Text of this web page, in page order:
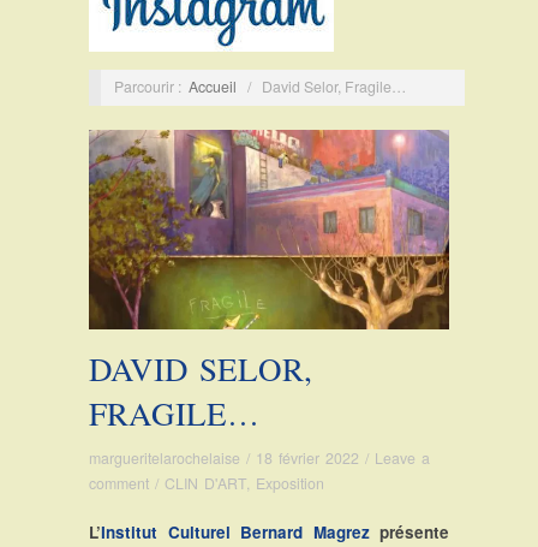
Parcourir : Accueil / David Selor, Fragile…
DAVID SELOR,
FRAGILE…
margueritelarochelaise / 18 février 2022 / Leave a
comment / CLIN D'ART, Exposition
L’Institut Culturel Bernard Magrezprésente